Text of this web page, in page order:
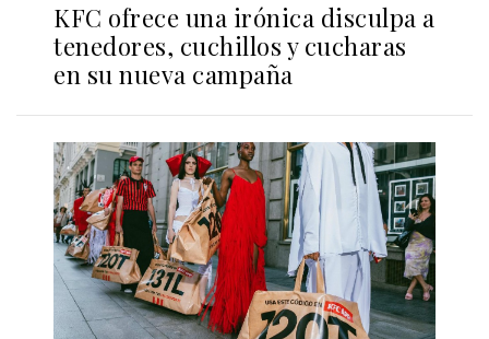
KFC ofrece una irónica disculpa a
tenedores, cuchillos y cucharas
en su nueva campaña